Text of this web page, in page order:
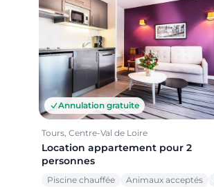
Annulation gratuite
Tours, Centre-Val de Loire
Location appartement pour 2
personnes
Piscine chauffée Animaux acceptés